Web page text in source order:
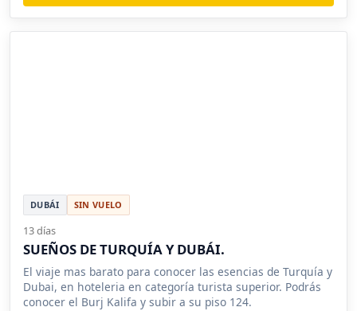
DUBÁI SIN VUELO
13 días
SUEÑOS DE TURQUÍA Y DUBÁI.
El viaje mas barato para conocer las esencias de Turquía y
Dubai, en hoteleria en categoría turista superior. Podrás
conocer el Burj Kalifa y subir a su piso 124.